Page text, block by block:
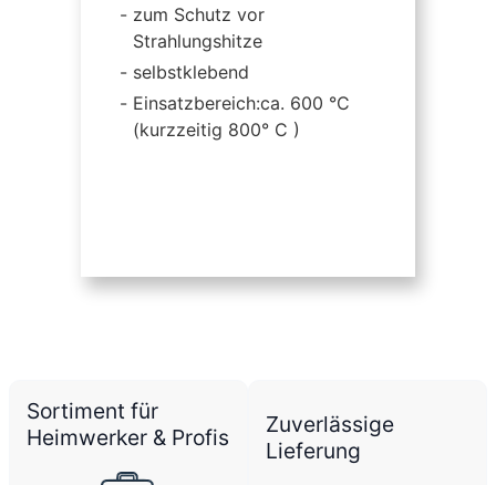
zum Schutz vor
Strahlungshitze
selbstklebend
Einsatzbereich:ca. 600 °C
(kurzzeitig 800° C )
Sortiment für
Heimwerker & Profis
Zuverlässige
Lieferung